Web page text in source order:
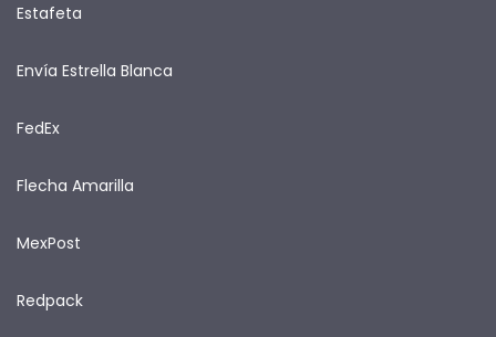
Estafeta
Envía Estrella Blanca
FedEx
Flecha Amarilla
MexPost
Redpack